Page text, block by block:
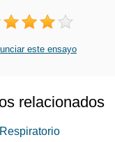
este ensayo
relacionados